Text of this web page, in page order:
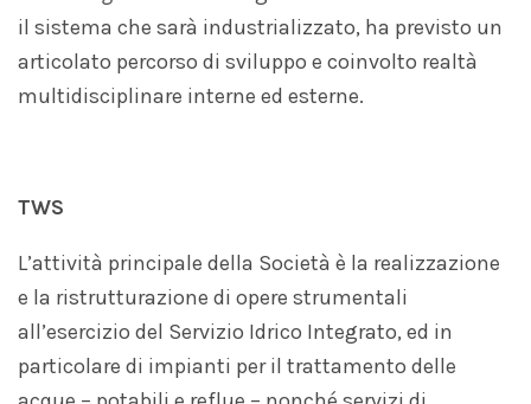
il sistema che sarà industrializzato, ha previsto un
articolato percorso di sviluppo e coinvolto realtà
multidisciplinare interne ed esterne.
TWS
L’attività principale della Società è la realizzazione
e la ristrutturazione di opere strumentali
all’esercizio del Servizio Idrico Integrato, ed in
particolare di impianti per il trattamento delle